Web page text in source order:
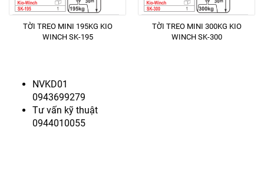
chính hãng, chất lượng tối nhất với giá ưu đãi nhất.
Hotline:0943699279 - 0944010055
Sản phẩm liên quan